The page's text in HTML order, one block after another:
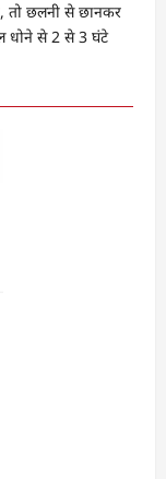
तो छलनी से छानकर
धोने से 2 से 3 घंटे